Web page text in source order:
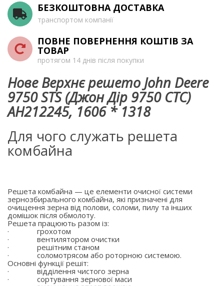
БЕЗКОШТОВНА ДОСТАВКА
транспортом компанії
ПОВНЕ ПОВЕРНЕННЯ КОШТІВ ЗА
ТОВАР
протягом 14 днів після покупки
Нове Верхнє решето John Deere
9750 STS (Джон Дір 9750 СТС)
AH212245, 1606 * 1318
Для чого служать решета
комбайна
Решета комбайна — це елементи очисної системи
зернозбирального комбайна, які призначені для
очищення зерна від полови, соломи, пилу та інших
домішок після обмолоту.
Решета працюють разом із:
·
грохотом
·
вентилятором очистки
·
решітним станом
·
соломотрясом або роторною системою.
Основні функції решіт:
·
відділення чистого зерна
·
сортування зернової маси